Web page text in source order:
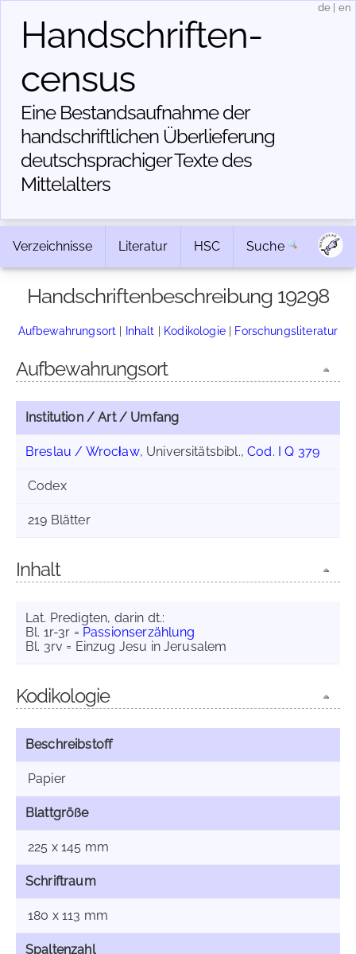
Handschriften­
census
Eine Bestandsaufnahme der
handschriftlichen Über­lieferung
deutschsprachiger Texte des
Mittelalters
de en
Verzeichnisse Literatur HSC Suche
Handschriftenbeschreibung 19298
Aufbewahrungsort | Inhalt | Kodikologie| Forschungsliteratur
Aufbewahrungsort
Institution / Art / Umfang
Breslau / Wrocław, Universitätsbibl.,Cod. I Q 379
Codex
219 Blätter
Inhalt
Lat. Predigten, darin dt.:
Bl. 1r-3r = Passionserzählung
Bl. 3rv = Einzug Jesu in Jerusalem
Kodikologie
Beschreibstoff
Papier
Blattgröße
225 x 145 mm
Schriftraum
180 x 113 mm
Spaltenzahl